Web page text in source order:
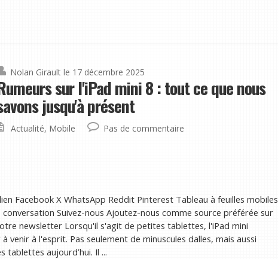
Nolan Girault le 17 décembre 2025
sur l'iPad mini 8 : tout ce que nous
jusqu'à présent
Actualité, Mobile Pas de commentaire
Facebook X WhatsApp Reddit Pinterest Tableau à feuilles mobiles
Suivez-nous Ajoutez-nous comme source préférée sur
newsletter Lorsqu'il s'agit de petites tablettes, l'iPad mini
venir à l'esprit. Pas seulement de minuscules dalles, mais aussi
tablettes aujourd’hui. Il ...